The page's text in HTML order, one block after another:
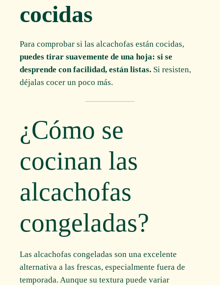
cocidas
Para comprobar si las alcachofas están cocidas,
puedes tirar suavemente de una hoja: si se
desprende con facilidad, están listas. Si resisten,
déjalas cocer un poco más.
¿Cómo se
cocinan las
alcachofas
congeladas?
Las alcachofas congeladas son una excelente
alternativa a las frescas, especialmente fuera de
temporada. Aunque su textura puede variar